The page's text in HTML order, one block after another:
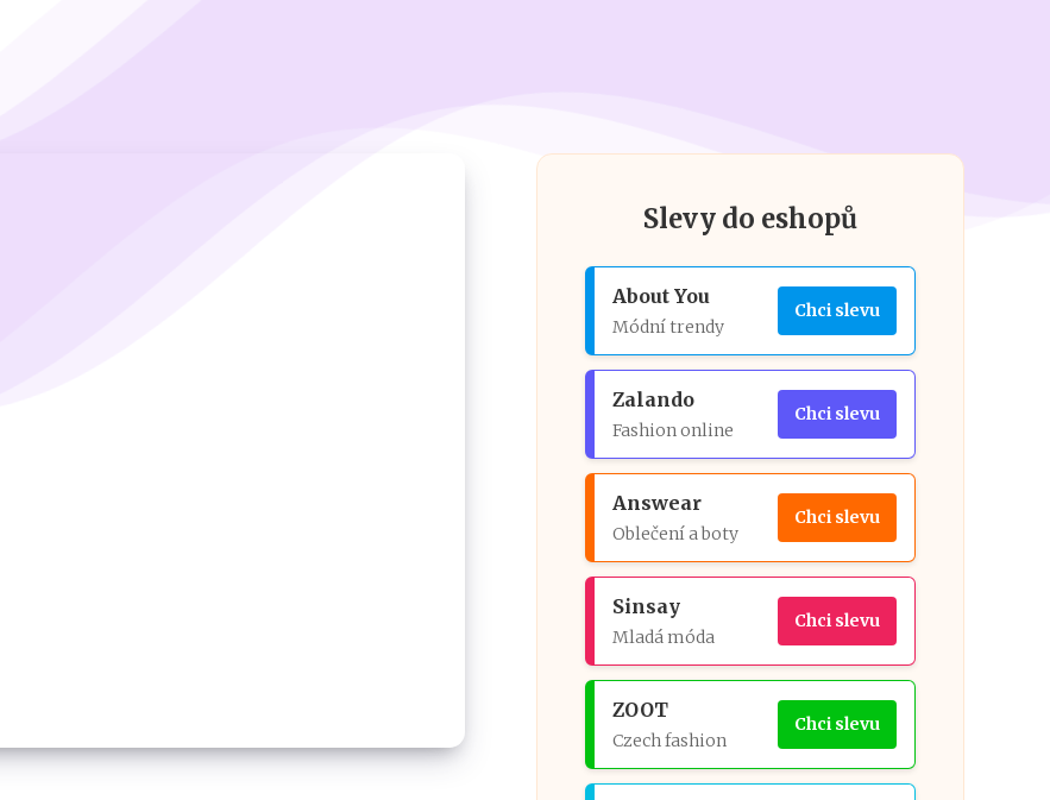
Slevy do eshopů
About You
Módní trendy
Chci slevu
Zalando
Fashion online
Chci slevu
Answear
Oblečení a boty
Chci slevu
Sinsay
Mladá móda
Chci slevu
ZOOT
Czech fashion
Chci slevu